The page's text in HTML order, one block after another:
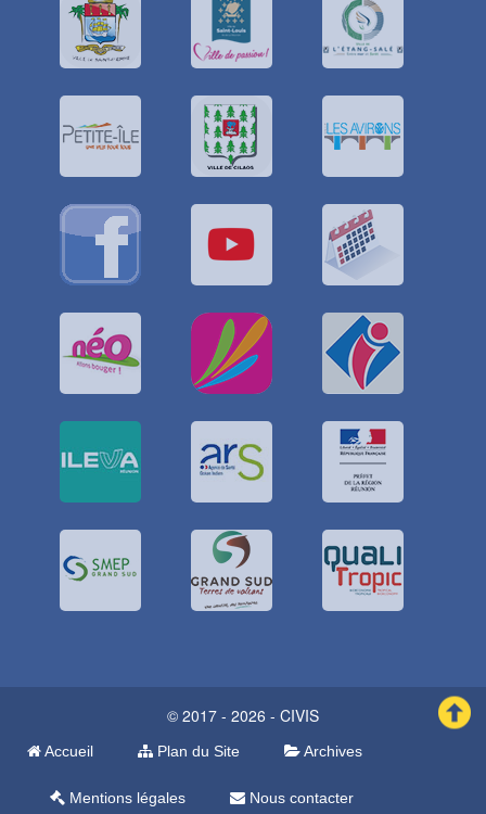
© 2017 - 2026 - CIVIS
Accueil Plan du Site Archives
Mentions légales Nous contacter